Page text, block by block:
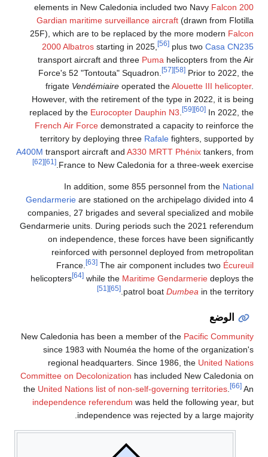
elements in New Caledonia included two NavyFalcon 200
Gardian maritime surveillance aircraft(drawn from Flotilla
25F), which are to be replaced by the more modernFalcon
2000 Albatrosstarting in 2025, plus twoCasa CN235
transport aircraft and threePumahelicopters from the Air
Force's 52 "Tontouta" Squadron.
[57] [58]Prior to 2022, the
frigateVendémiaireoperated theAlouette III helicopter
However, with the retirement of the type in 2022, it is being
replaced by theEurocopter Dauphin N3. [59] [60]In 2022, the
French Air Forcedemonstrated a capacity to reinforce the
territory by deploying threeRafalefighters, supported by
A400Mtransport aircraft andA330 MRTT Phénixtankers, from
France to New Caledonia for a three-week exercise.
[61]
[62]
In addition, some 855 personnel from theNational
Gendarmerieare stationed on the archipelago divided into 4
companies, 27 brigades and several specialized and mobile
Gendarmerie units. During periods such the 2021 referendum
on independence, these forces have been significantly
reinforced with personnel deployed from metropolitan
France.
[63]The air component includes twoÉcureuil
helicopters
while theMaritime Gendarmeriedeploys the
patrol boatDumbeain the territory.
[51]
الوضع
New Caledonia has been a member of thePacific Community
since 1983 with Nouméa the home of the organization's
regional headquarters. Since 1986, theUnited Nations
Committee on Decolonizationhas included New Caledonia on
theUnited Nations list of non-self-governing territories. [66]An
independence referendumwas held the following year, but
independence was rejected by a large majority.